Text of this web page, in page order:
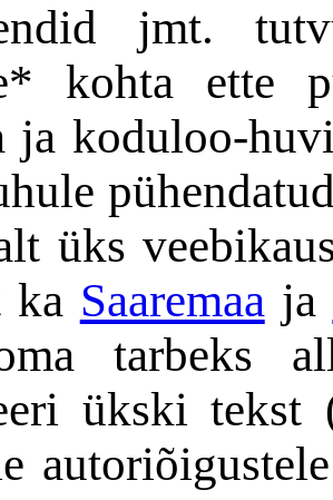
jmt.
kohta ette
ja koduloo-
üks
ka Saaremaa ja
tarbeks
ükski